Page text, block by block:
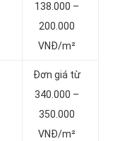
138.000 –
200.000
VNĐ/m²
Đơn giá từ
340.000 –
350.000
VNĐ/m²